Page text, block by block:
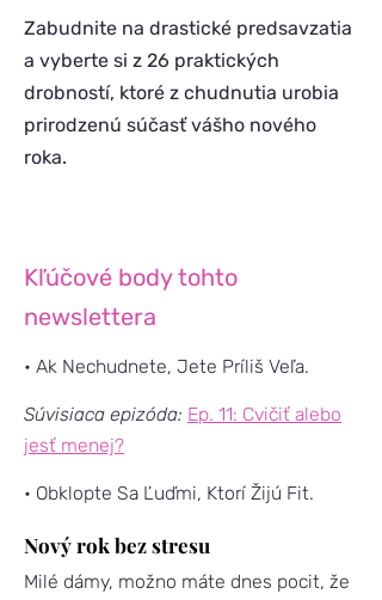
Zabudnite na drastické predsavzatia
a vyberte si z 26 praktických
drobností, ktoré z chudnutia urobia
prirodzenú súčasť vášho nového
roka.
Kľúčové body tohto
newslettera
• Ak Nechudnete, Jete Príliš Veľa.
Súvisiaca epizóda: Ep. 11: Cvičiť alebo
jesť menej?
• Obklopte Sa Ľuďmi, Ktorí Žijú Fit.
Nový rok bez stresu
Milé dámy, možno máte dnes pocit, že